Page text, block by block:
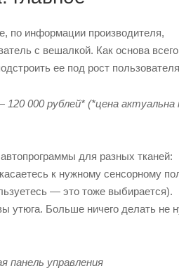
по информации производителя,
с вешалкой. Как основа всего
ее под рост
000 рублей* (*цена актуальна
для разных тканей:
к нужному сенсорному
— это тоже выбирается).
утюга. Больше ничего делать не
панель управления